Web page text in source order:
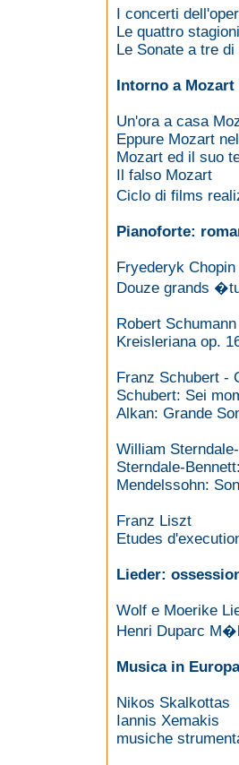
I concerti
Le quattro stagioni
Le Sonate a tre
Intorno a Mozart
Un'ora a casa
Eppure Mozart
Mozart ed il suo
Il falso Mozart
Ciclo di films
Pianoforte:
Fryederyk Chopin
Douze grands
Robert Schumann
Kreisleriana op.
Franz Schubert -
Schubert: Sei
Alkan: Grande
William
Sterndale-
Mendelssohn:
Franz Liszt
Etudes
Lieder:
Wolf e Moerike
Henri Duparc
Musica in
Nikos Skalkottas
Iannis Xemakis
musiche